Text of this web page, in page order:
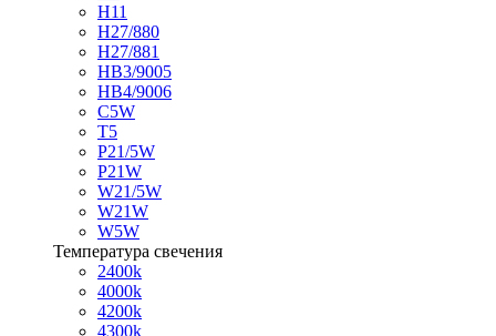
H11
H27/880
H27/881
HB3/9005
HB4/9006
C5W
T5
P21/5W
P21W
W21/5W
W21W
W5W
Температура свечения
2400k
4000k
4200k
4300k